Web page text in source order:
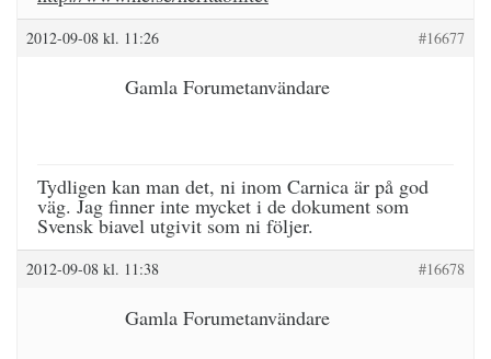
2012-09-08 kl. 11:26 #16677
Gamla Forumetanvändare
Tydligen kan man det, ni inom Carnica är på god
väg. Jag finner inte mycket i de dokument som
Svensk biavel utgivit som ni följer.
2012-09-08 kl. 11:38 #16678
Gamla Forumetanvändare